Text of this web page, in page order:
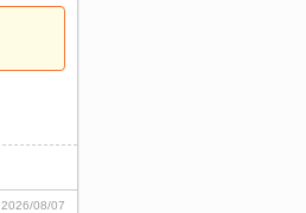
2026/08/07